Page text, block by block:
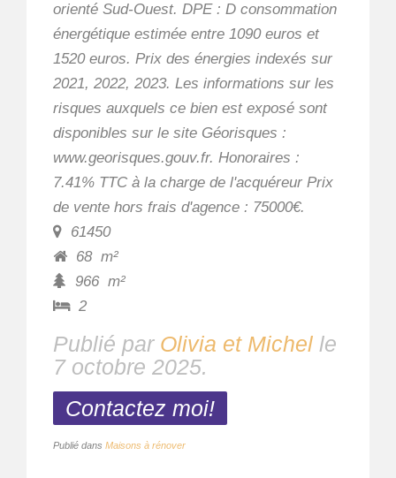
orienté Sud-Ouest. DPE : D consommation
énergétique estimée entre 1090 euros et
1520 euros. Prix des énergies indexés sur
2021, 2022, 2023. Les informations sur les
risques auxquels ce bien est exposé sont
disponibles sur le site Géorisques :
www.georisques.gouv.fr. Honoraires :
7.41% TTC à la charge de l'acquéreur Prix
de vente hors frais d'agence : 75000€.
61450
68 m²
966 m²
2
Publié par Olivia et Michel le
7 octobre 2025.
Contactez moi!
Publié dans Maisons à rénover